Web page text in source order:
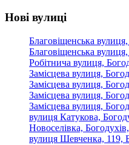
Нові вулиці
Благовіщенська
Благовіщенська
Робітнича вулиця,
Замісцева вулиця,
Замісцева вулиця,
Замісцева вулиця,
Замісцева вулиця,
вулиця Катукова,
Новоселівка,
вулиця Шевченка, 119,